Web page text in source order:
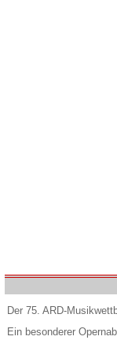
Der 75. ARD-
Ein besonderer